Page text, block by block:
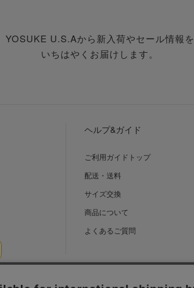
YOSUKE U.S.Aから新入荷やセール情報を
いちはやくお届けします。
ヘルプ&ガイド
ご利用ガイドトップ
配送・送料
サイズ交換
商品について
よくあるご質問